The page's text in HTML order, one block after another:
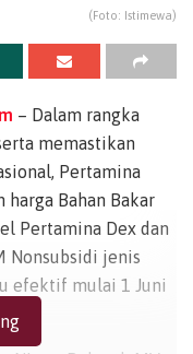
(Foto: Istimewa)
– Dalam rangka
memastikan
Pertamina
harga Bahan Bakar
Pertamina Dex dan
Nonsubsidi jenis
efektif mulai 1 Juni